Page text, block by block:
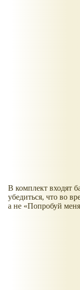
В комплект входят
убедиться, что во
а не
Попробуй меня